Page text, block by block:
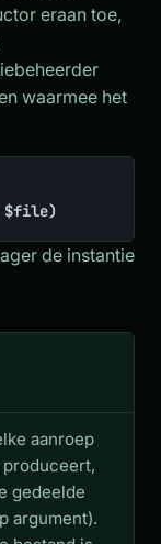
eraan toe,
waarmee het
$file)
de instantie
aanroep
gedeelde
argument).